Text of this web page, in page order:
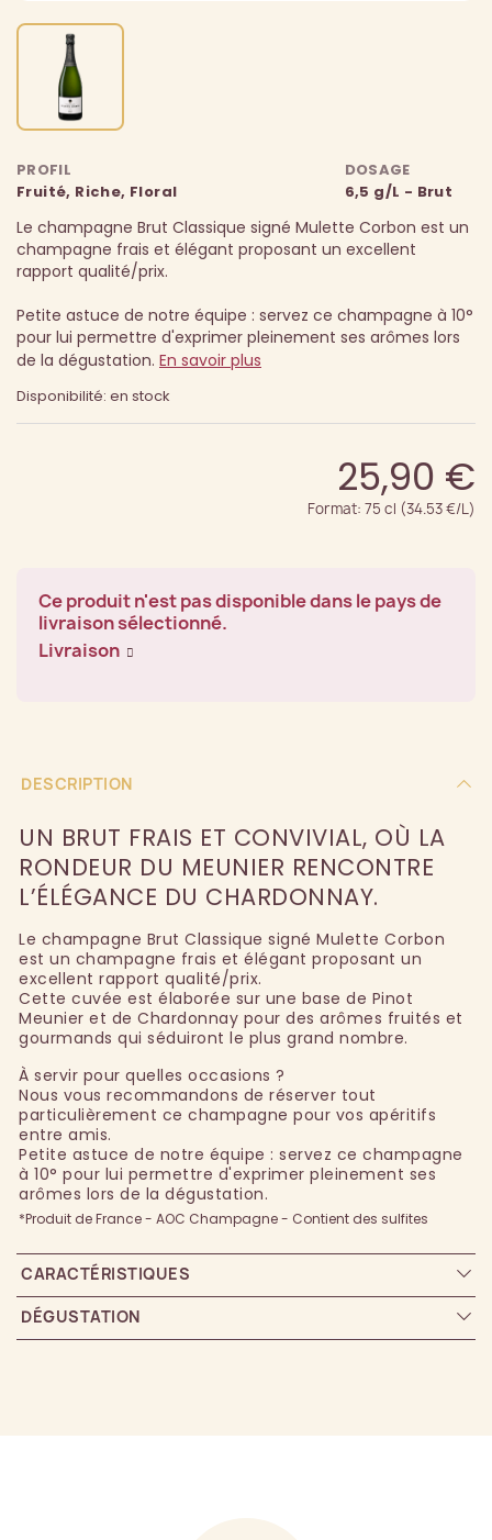
PROFIL
Fruité, Riche, Floral
DOSAGE
6,5 g/L - Brut
Le champagne Brut Classique signé Mulette Corbon est un
champagne frais et élégant proposant un excellent
rapport qualité/prix.
Petite astuce de notre équipe : servez ce champagne à 10°
pour lui permettre d'exprimer pleinement ses arômes lors
de la dégustation. En savoir plus
Disponibilité: en stock
25,90 €
Format: 75 cl (34.53 €/L)
Ce produit n'est pas disponible dans le pays de
livraison sélectionné.
Livraison
DESCRIPTION
UN BRUT FRAIS ET CONVIVIAL, OÙ LA
RONDEUR DU MEUNIER RENCONTRE
L’ÉLÉGANCE DU CHARDONNAY.
Le champagne Brut Classique signé Mulette Corbon
est un champagne frais et élégant proposant un
excellent rapport qualité/prix.
Cette cuvée est élaborée sur une base de Pinot
Meunier et de Chardonnay pour des arômes fruités et
gourmands qui séduiront le plus grand nombre.
À servir pour quelles occasions ?
Nous vous recommandons de réserver tout
particulièrement ce champagne pour vos apéritifs
entre amis.
Petite astuce de notre équipe : servez ce champagne
à 10° pour lui permettre d'exprimer pleinement ses
arômes lors de la dégustation.
*Produit de France - AOC Champagne - Contient des sulfites
CARACTÉRISTIQUES
DÉGUSTATION